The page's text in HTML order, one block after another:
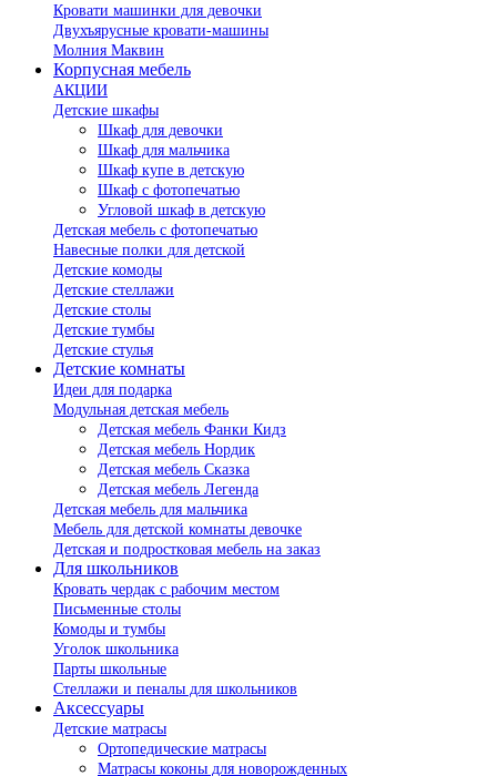
Кровати машинки для девочки
Двухъярусные кровати-машины
Молния Маквин
Корпусная мебель
АКЦИИ
Детские шкафы
Шкаф для девочки
Шкаф для мальчика
Шкаф купе в детскую
Шкаф с фотопечатью
Угловой шкаф в детскую
Детская мебель с фотопечатью
Навесные полки для детской
Детские комоды
Детские стеллажи
Детские столы
Детские тумбы
Детские стулья
Детские комнаты
Идеи для подарка
Модульная детская мебель
Детская мебель Фанки Кидз
Детская мебель Нордик
Детская мебель Сказка
Детская мебель Легенда
Детская мебель для мальчика
Мебель для детской комнаты девочке
Детская и подростковая мебель на заказ
Для школьников
Кровать чердак с рабочим местом
Письменные столы
Комоды и тумбы
Уголок школьника
Парты школьные
Стеллажи и пеналы для школьников
Аксессуары
Детские матрасы
Ортопедические матрасы
Матрасы коконы для новорожденных